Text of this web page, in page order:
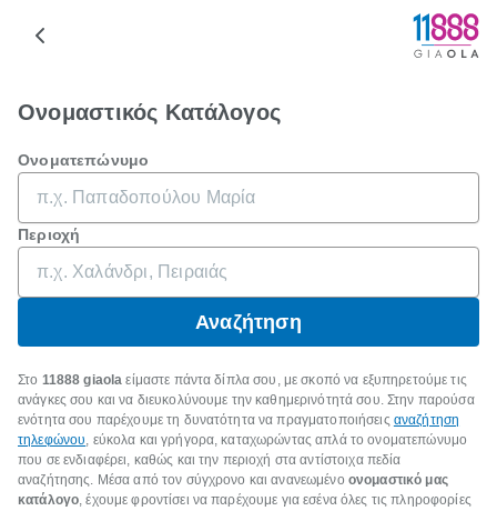
Ονομαστικός Κατάλογος
Ονοματεπώνυμο
Περιοχή
Αναζήτηση
Στο 11888 giaola είμαστε πάντα δίπλα σου, με σκοπό να εξυπηρετούμε τις
ανάγκες σου και να διευκολύνουμε την καθημερινότητά σου. Στην παρούσα
ενότητα σου παρέχουμε τη δυνατότητα να πραγματοποιήσεις αναζήτηση
τηλεφώνου, εύκολα και γρήγορα, καταχωρώντας απλά το ονοματεπώνυμο
που σε ενδιαφέρει, καθώς και την περιοχή στα αντίστοιχα πεδία
αναζήτησης. Μέσα από τον σύγχρονο και ανανεωμένο ονομαστικό μας
κατάλογο, έχουμε φροντίσει να παρέχουμε για εσένα όλες τις πληροφορίες